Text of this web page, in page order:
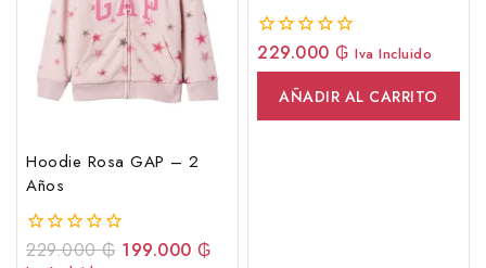
Hoodie Rosa GAP – 2
Años
0
229.000₲ 199.000 ₲
0
fuera
229.000 ₲ Iva Incluido
AÑADIR AL CARRITO